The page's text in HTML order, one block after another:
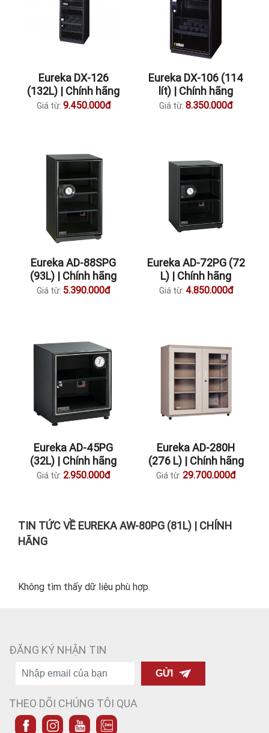
Eureka DX-126
(132L) | Chính hãng
Giá từ: 9.450.000đ
Eureka DX-106 (114
lít) | Chính hãng
Giá từ: 8.350.000đ
Eureka AD-88SPG
(93L) | Chính hãng
Giá từ: 5.390.000đ
Eureka AD-72PG (72
L) | Chính hãng
Giá từ: 4.850.000đ
Eureka AD-45PG
(32L) | Chính hãng
Giá từ: 2.950.000đ
Eureka AD-280H
(276 L) | Chính hãng
Giá từ: 29.700.000đ
TIN TỨC VỀ EUREKA AW-80PG (81L) | CHÍNH
HÃNG
Không tìm thấy dữ liệu phù hợp.
ĐĂNG KÝ NHẬN TIN
GỬI
THEO DÕI CHÚNG TÔI QUA